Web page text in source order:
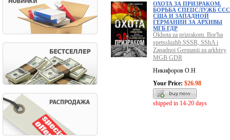
ОХОТА ЗА ПРИЗРАКОМ.
БОРЬБА СПЕЦСЛУЖБ
США И ЗАПАДНОЙ
ГЕРМАНИИ ЗА АРХИВЫ
МГБ ГДР
Okhota za prizrakom. Bor'ba
spetssluzhb SSSR, SShA i
Zapadnoi Germanii za arkhivy
MGB GDR
Никифоров О.Н
Your Price: $26.98
shipped in 14-20 days